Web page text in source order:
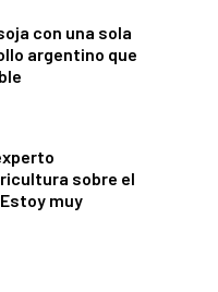
con una sola
argentino que
sobre el
muy